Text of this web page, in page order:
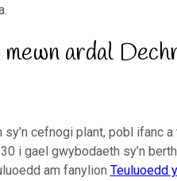
ardal
cefnogi plant, pobl ifanc
i gael gwybodaeth sy’n
am fanylion Teuluoedd